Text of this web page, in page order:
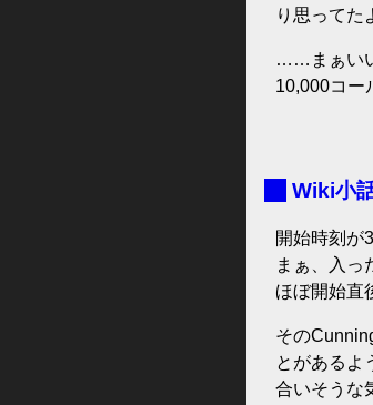
り思ってた
……まぁい
10,000コー
Wiki小
開始時刻が
まぁ、入っ
ほぼ開始直
その
とがあるよ
合いそうな